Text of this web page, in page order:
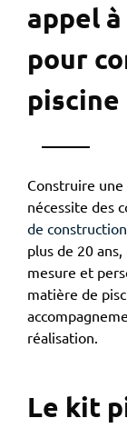
appel
pour
piscine
Construire
nécessite des
de
plus de 20
mesure et
matière de
réalisation.
Le kit